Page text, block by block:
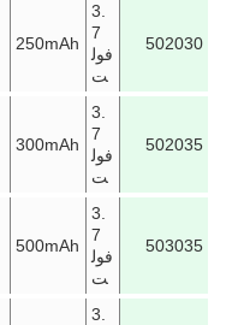
502030
3.
7
فول
ت
250mAh
502035
3.
7
فول
ت
300mAh
503035
3.
7
فول
ت
500mAh
3.